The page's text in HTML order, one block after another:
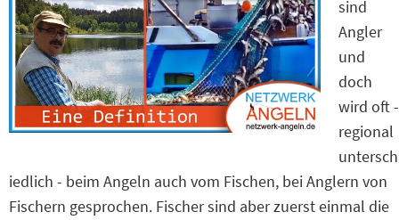
sind
Angler
und
doch
wird oft -
regional
untersch
iedlich - beim Angeln auch vom Fischen, bei Anglern von
Fischern gesprochen. Fischer sind aber zuerst einmal die